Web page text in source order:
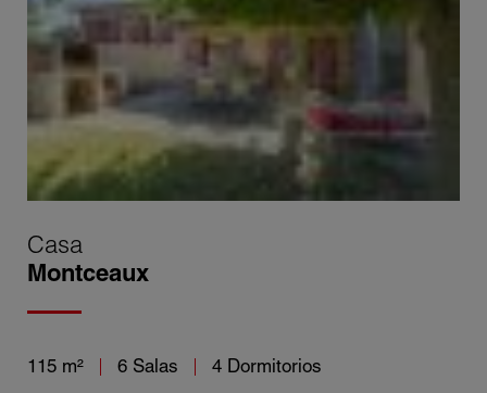
Casa
Montceaux
115 m² 6 Salas 4 Dormitorios